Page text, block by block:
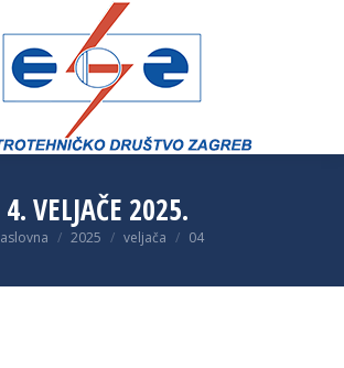
4. VELJAČE 2025.
are here:
2025 veljača 04